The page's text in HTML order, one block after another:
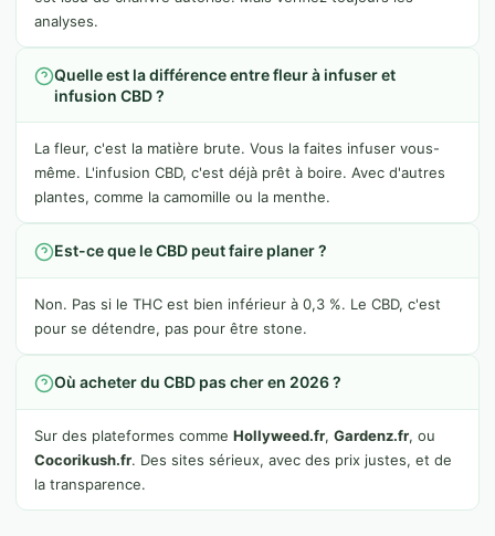
analyses.
Quelle est la différence entre fleur à infuser et
infusion CBD ?
La fleur, c'est la matière brute. Vous la faites infuser vous-
même. L'infusion CBD, c'est déjà prêt à boire. Avec d'autres
plantes, comme la camomille ou la menthe.
Est-ce que le CBD peut faire planer ?
Non. Pas si le THC est bien inférieur à 0,3 %. Le CBD, c'est
pour se détendre, pas pour être stone.
Où acheter du CBD pas cher en 2026 ?
Sur des plateformes comme Hollyweed.fr, Gardenz.fr, ou
Cocorikush.fr. Des sites sérieux, avec des prix justes, et de
la transparence.